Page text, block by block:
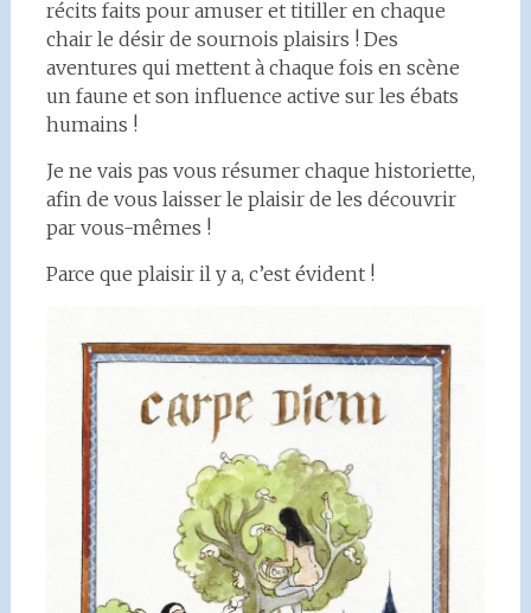
récits faits pour amuser et titiller en chaque
chair le désir de sournois plaisirs ! Des
aventures qui mettent à chaque fois en scène
un faune et son influence active sur les ébats
humains !
Je ne vais pas vous résumer chaque historiette,
afin de vous laisser le plaisir de les découvrir
par vous-mêmes !
Parce que plaisir il y a, c’est évident !